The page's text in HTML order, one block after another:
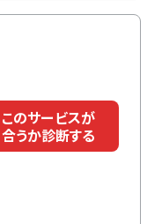
このサービスが
合うか診断する